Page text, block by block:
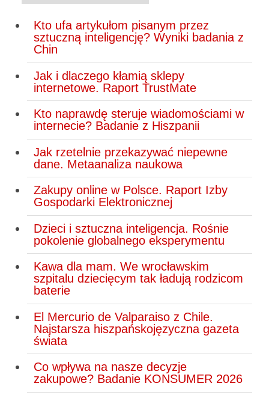
Kto ufa artykułom pisanym przez
sztuczną inteligencję? Wyniki badania z
Chin
Jak i dlaczego kłamią sklepy
internetowe. Raport TrustMate
Kto naprawdę steruje wiadomościami w
internecie? Badanie z Hiszpanii
Jak rzetelnie przekazywać niepewne
dane. Metaanaliza naukowa
Zakupy online w Polsce. Raport Izby
Gospodarki Elektronicznej
Dzieci i sztuczna inteligencja. Rośnie
pokolenie globalnego eksperymentu
Kawa dla mam. We wrocławskim
szpitalu dziecięcym tak ładują rodzicom
baterie
El Mercurio de Valparaiso z Chile.
Najstarsza hiszpańskojęzyczna gazeta
świata
Co wpływa na nasze decyzje
zakupowe? Badanie KONSUMER 2026